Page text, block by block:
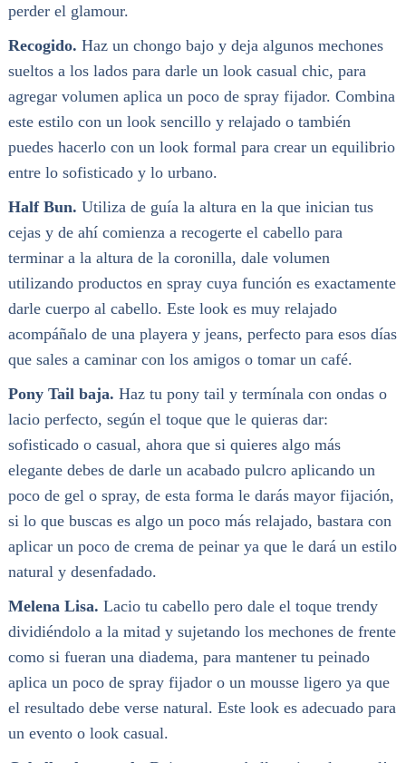
perder el glamour.
Recogido. Haz un chongo bajo y deja algunos mechones
sueltos a los lados para darle un look casual chic, para
agregar volumen aplica un poco de spray fijador. Combina
este estilo con un look sencillo y relajado o también
puedes hacerlo con un look formal para crear un equilibrio
entre lo sofisticado y lo urbano.
Half Bun. Utiliza de guía la altura en la que inician tus
cejas y de ahí comienza a recogerte el cabello para
terminar a la altura de la coronilla, dale volumen
utilizando productos en spray cuya función es exactamente
darle cuerpo al cabello. Este look es muy relajado
acompáñalo de una playera y jeans, perfecto para esos días
que sales a caminar con los amigos o tomar un café.
Pony Tail baja. Haz tu pony tail y termínala con ondas o
lacio perfecto, según el toque que le quieras dar:
sofisticado o casual, ahora que si quieres algo más
elegante debes de darle un acabado pulcro aplicando un
poco de gel o spray, de esta forma le darás mayor fijación,
si lo que buscas es algo un poco más relajado, bastara con
aplicar un poco de crema de peinar ya que le dará un estilo
natural y desenfadado.
Melena Lisa. Lacio tu cabello pero dale el toque trendy
dividiéndolo a la mitad y sujetando los mechones de frente
como si fueran una diadema, para mantener tu peinado
aplica un poco de spray fijador o un mousse ligero ya que
el resultado debe verse natural. Este look es adecuado para
un evento o look casual.